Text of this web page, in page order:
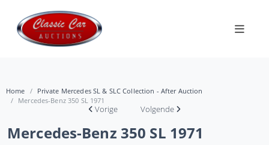
Home
Private Mercedes SL & SLC Collection - After Auction
Mercedes-Benz 350 SL 1971
Vorige Volgende
Mercedes-Benz 350 SL 1971